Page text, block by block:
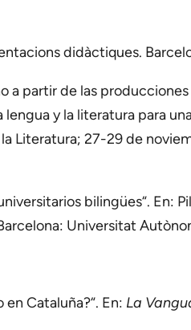
didàctiques.
partir de las
y la literatura para
Literatura; 27-29 de
bilingües“. En:
Universitat
Cataluña?“. En: La